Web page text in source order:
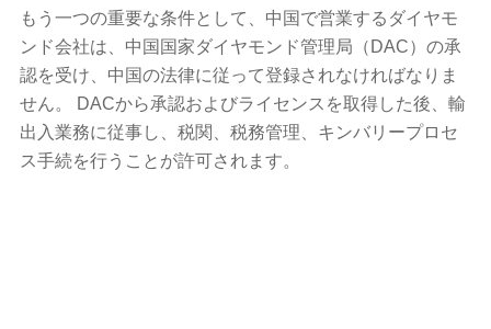
もう一つの重要な条件として、中国で営業するダイヤモ
ンド会社は、中国国家ダイヤモンド管理局（DAC）の承
認を受け、中国の法律に従って登録されなければなりま
せん。 DACから承認およびライセンスを取得した後、輸
出入業務に従事し、税関、税務管理、キンバリープロセ
ス手続を行うことが許可されます。